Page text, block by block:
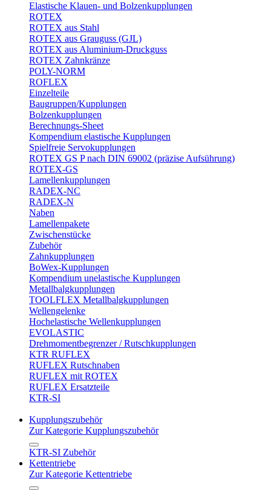
Elastische Klauen- und Bolzenkupplungen
ROTEX
ROTEX aus Stahl
ROTEX aus Grauguss (GJL)
ROTEX aus Aluminium-Druckguss
ROTEX Zahnkränze
POLY-NORM
ROFLEX
Einzelteile
Baugruppen/Kupplungen
Bolzenkupplungen
Berechnungs-Sheet
Kompendium elastische Kupplungen
Spielfreie Servokupplungen
ROTEX GS P nach DIN 69002 (präzise Aufsührung)
ROTEX-GS
Lamellenkupplungen
RADEX-NC
RADEX-N
Naben
Lamellenpakete
Zwischenstücke
Zubehör
Zahnkupplungen
BoWex-Kupplungen
Kompendium unelastische Kupplungen
Metallbalgkupplungen
TOOLFLEX Metallbalgkupplungen
Wellengelenke
Hochelastische Wellenkupplungen
EVOLASTIC
Drehmomentbegrenzer / Rutschkupplungen
KTR RUFLEX
RUFLEX Rutschnaben
RUFLEX mit ROTEX
RUFLEX Ersatzteile
KTR-SI
Kupplungszubehör
Zur Kategorie Kupplungszubehör
KTR-SI Zubehör
Kettentriebe
Zur Kategorie Kettentriebe